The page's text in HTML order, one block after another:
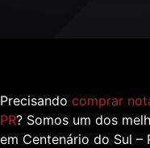
Precisando comprar
PR? Somos um dos
em Centenário do Sul –